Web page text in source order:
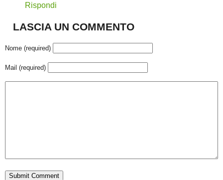
Rispondi
LASCIA UN COMMENTO
Nome (required)
Mail (required)